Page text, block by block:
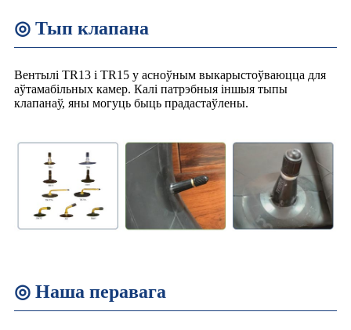
◎ Тып клапана
Вентылі TR13 і TR15 у асноўным выкарыстоўваюцца для
аўтамабільных камер. Калі патрэбныя іншыя тыпы
клапанаў, яны могуць быць прадастаўлены.
◎ Наша перавага